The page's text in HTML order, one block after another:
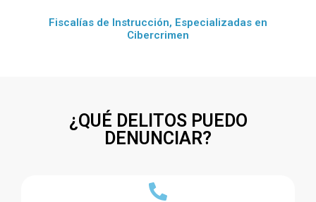
Fiscalías de Instrucción, Especializadas en
Cibercrimen
¿QUÉ DELITOS PUEDO
DENUNCIAR?